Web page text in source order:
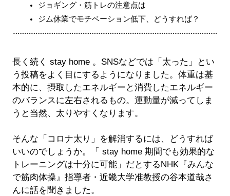
ジョギング・筋トレの注意点は
ジム休業でモチベーション低下、どうすれば？
長く続く stay home 。SNSなどでは「太った」とい
う投稿をよく目にするようになりました。体重は基
本的に、摂取したエネルギーと消費したエネルギー
のバランスに左右されるもの。運動量が減ってしま
うと当然、太りやすくなります。
そんな「コロナ太り」を解消するには、どうすれば
いいのでしょうか。「 stay home 期間でも効果的な
トレーニングは十分に可能」だとするNHK『みんな
で筋肉体操』指導者・近畿大学准教授の谷本道哉さ
んに話を聞きました。